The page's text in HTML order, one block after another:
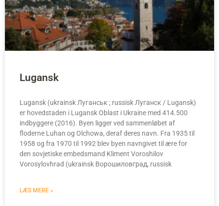
Lugansk
Lugansk (ukrainsk Луганськ ; russisk Луганск / Lugansk)
er hovedstaden i Lugansk Oblast i Ukraine med 414.500
indbyggere (2016). Byen ligger ved sammenløbet af
floderne Luhan og Olchowa, deraf deres navn. Fra 1935 til
1958 og fra 1970 til 1992 blev byen navngivet til ære for
den sovjetiske embedsmand Kliment Voroshilov
Vorosylovhrad (ukrainsk Ворошиловград, russisk
LÆS MERE »